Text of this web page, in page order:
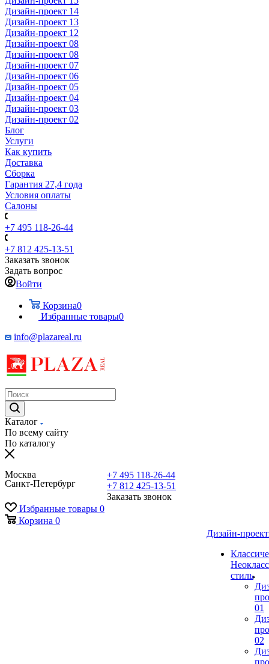
Дизайн-проект 14
Дизайн-проект 13
Дизайн-проект 12
Дизайн-проект 08
Дизайн-проект 08
Дизайн-проект 07
Дизайн-проект 06
Дизайн-проект 05
Дизайн-проект 04
Дизайн-проект 03
Дизайн-проект 02
Блог
Услуги
Как купить
Доставка
Сборка
Гарантия 27,4 года
Условия оплаты
Салоны
+7 495 118-26-44
+7 812 425-13-51
Заказать звонок
Задать вопрос
Войти
Корзина0
Избранные товары0
info@plazareal.ru
Каталог
По всему сайту
По каталогу
Москва
Санкт-Петербург
+7 495 118-26-44
+7 812 425-13-51
Заказать звонок
Избранные товары 0
Корзина 0
Дизайн-
стиль
01
02